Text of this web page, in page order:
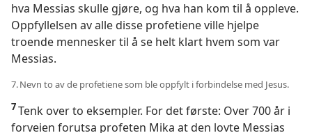
hva Messias skulle gjøre, og hva han kom til å oppleve.
Oppfyllelsen av alle disse profetiene ville hjelpe
troende mennesker til å se helt klart hvem som var
Messias.
7. Nevn to av de profetiene som ble oppfylt i forbindelse med Jesus.
7Tenk over to eksempler. For det første: Over 700 år i
forveien forutsa profeten Mika at den lovte Messias